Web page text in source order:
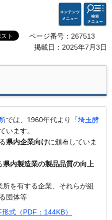
コンテ
ンツメ
ニュー
検索・
共通メ
ニュー
ページ番号：267513
掲載日：2025年7月3日
では、1960年代より「埼玉酵
います。
県内企業向けに頒布していま
県内製造業の製品品質の向上
有する企業、それらが組
団体等
形式（PDF：144KB）